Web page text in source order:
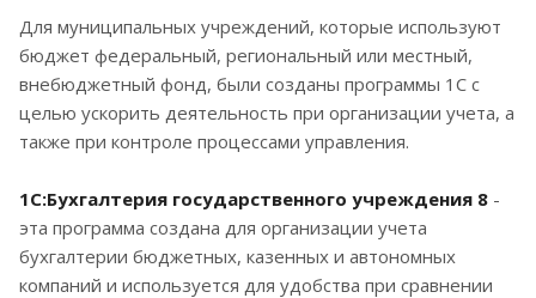
Для муниципальных учреждений, которые используют
бюджет федеральный, региональный или местный,
внебюджетный фонд, были созданы программы 1С с
целью ускорить деятельность при организации учета, а
также при контроле процессами управления.
1С:Бухгалтерия государственного учреждения 8 -
эта программа создана для организации учета
бухгалтерии бюджетных, казенных и автономных
компаний и используется для удобства при сравнении